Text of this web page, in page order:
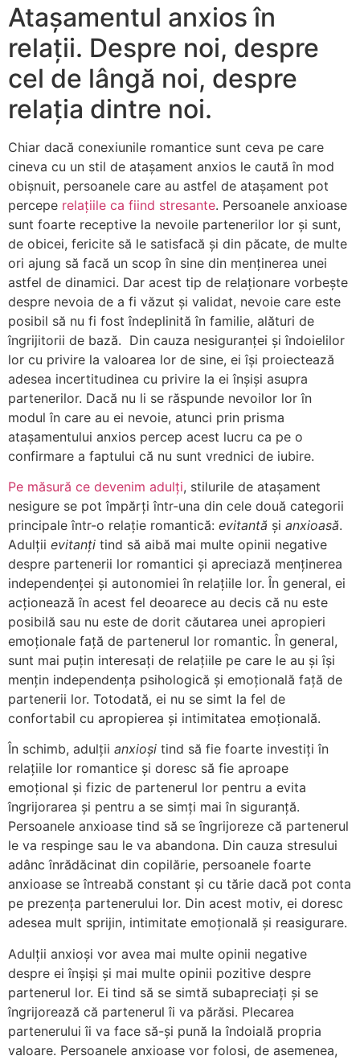
Atașamentul anxios în
relații. Despre noi, despre
cel de lângă noi, despre
relația dintre noi.
Chiar dacă conexiunile romantice sunt ceva pe care
cineva cu un stil de atașament anxios le caută în mod
obișnuit, persoanele care au astfel de atașament pot
percepe relațiile ca fiind stresante. Persoanele anxioase
sunt foarte receptive la nevoile partenerilor lor și sunt,
de obicei, fericite să le satisfacă și din păcate, de multe
ori ajung să facă un scop în sine din menținerea unei
astfel de dinamici. Dar acest tip de relaționare vorbește
despre nevoia de a fi văzut și validat, nevoie care este
posibil să nu fi fost îndeplinită în familie, alături de
îngrijitorii de bază. Din cauza nesiguranței și îndoielilor
lor cu privire la valoarea lor de sine, ei își proiectează
adesea incertitudinea cu privire la ei înșiși asupra
partenerilor. Dacă nu li se răspunde nevoilor lor în
modul în care au ei nevoie, atunci prin prisma
atașamentului anxios percep acest lucru ca pe o
confirmare a faptului că nu sunt vrednici de iubire.
Pe măsură ce devenim adulți, stilurile de atașament
nesigure se pot împărți într-una din cele două categorii
principale într-o relație romantică: evitantă și anxioasă.
Adulții evitanți tind să aibă mai multe opinii negative
despre partenerii lor romantici și apreciază menținerea
independenței și autonomiei în relațiile lor. În general, ei
acționează în acest fel deoarece au decis că nu este
posibilă sau nu este de dorit căutarea unei apropieri
emoționale față de partenerul lor romantic. În general,
sunt mai puțin interesați de relațiile pe care le au și își
mențin independența psihologică și emoțională față de
partenerii lor. Totodată, ei nu se simt la fel de
confortabil cu apropierea și intimitatea emoțională.
În schimb, adulții anxioși tind să fie foarte investiți în
relațiile lor romantice și doresc să fie aproape
emoțional și fizic de partenerul lor pentru a evita
îngrijorarea și pentru a se simți mai în siguranță.
Persoanele anxioase tind să se îngrijoreze că partenerul
le va respinge sau le va abandona. Din cauza stresului
adânc înrădăcinat din copilărie, persoanele foarte
anxioase se întreabă constant și cu tărie dacă pot conta
pe prezența partenerului lor. Din acest motiv, ei doresc
adesea mult sprijin, intimitate emoțională și reasigurare.
Adulții anxioși vor avea mai multe opinii negative
despre ei înșiși și mai multe opinii pozitive despre
partenerul lor. Ei tind să se simtă subapreciați și se
îngrijorează că partenerul îi va părăsi. Plecarea
partenerului îi va face să-și pună la îndoială propria
valoare. Persoanele anxioase vor folosi, de asemenea,